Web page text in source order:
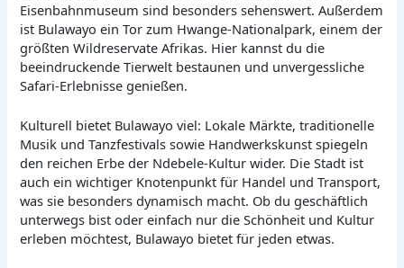
Eisenbahnmuseum sind besonders sehenswert. Außerdem
ist Bulawayo ein Tor zum Hwange-Nationalpark, einem der
größten Wildreservate Afrikas. Hier kannst du die
beeindruckende Tierwelt bestaunen und unvergessliche
Safari-Erlebnisse genießen.
Kulturell bietet Bulawayo viel: Lokale Märkte, traditionelle
Musik und Tanzfestivals sowie Handwerkskunst spiegeln
den reichen Erbe der Ndebele-Kultur wider. Die Stadt ist
auch ein wichtiger Knotenpunkt für Handel und Transport,
was sie besonders dynamisch macht. Ob du geschäftlich
unterwegs bist oder einfach nur die Schönheit und Kultur
erleben möchtest, Bulawayo bietet für jeden etwas.